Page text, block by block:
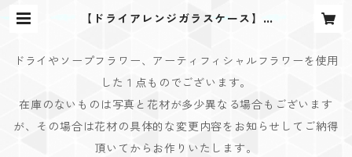
【ドライアレンジガラスケース】 |
ドライやソープフラワー、アーティフィシャルフラワーを使用
した１点ものでございます。
在庫のないものは写真と花材が多少異なる場合もございます
が、その場合は花材の具体的な変更内容をお知らせしてご納得
頂いてからお作りいたします。